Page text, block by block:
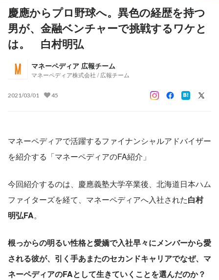
慶應からプロ野球へ。異色の経歴を持つ
男が、金融ベンチャーで挑戦するワケと
は。 白村明弘
マネーペディア 広報チーム
マネーペディア株式会社 / 広報チーム
2021/03/01 45
マネーペディアで活躍するファイナンシャルアドバイザー
を紹介する「マネーペディアのFA紹介」
今回紹介するのは、慶應義塾大学卒業後、北海道日本ハム
ファイターズを経て、マネーペディアへ入社された白村
明弘FA。
根っからの明るい性格と愛嬌で入社早々にメンバーから愛
される彼が、引く手あまたのセカンドキャリアでなぜ、マ
ネーペディアのFAとして生きていくことを選んだのか？